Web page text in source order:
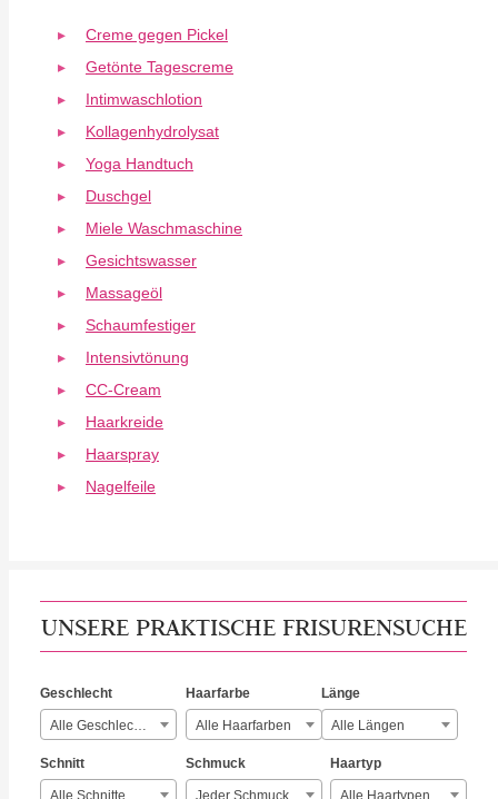
Creme gegen Pickel
Getönte Tagescreme
Intimwaschlotion
Kollagenhydrolysat
Yoga Handtuch
Duschgel
Miele Waschmaschine
Gesichtswasser
Massageöl
Schaumfestiger
Intensivtönung
CC-Cream
Haarkreide
Haarspray
Nagelfeile
UNSERE PRAKTISCHE FRISURENSUCHE
Geschlecht
Alle Geschlechter
Haarfarbe
Alle Haarfarben
Länge
Alle Längen
Schnitt
Alle Schnitte
Schmuck
Jeder Schmuck
Haartyp
Alle Haartypen